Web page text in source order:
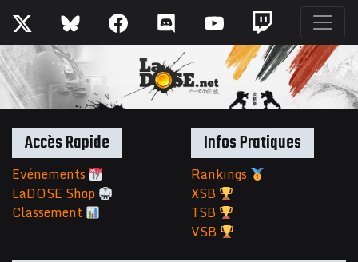
Accès Rapide
Evénements
LaDOSE Shop
Classement
Infos Pratiques
Rankings
XSB
TSB
VSB